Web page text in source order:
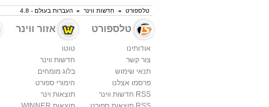
טלספורט » חדשות ווינר » העברות בעולם - 4.8
טלספורט
אודותינו
צור קשר
תנאי שימוש
פרסמו אצלנו
RSS חדשות ווינר
אזור ווינר
טוטו
חדשות ווינר
בלוג מומחים
הימורי ספורט
תוצאות וינר